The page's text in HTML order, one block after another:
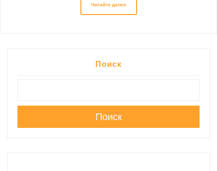
Читайте далее
Поиск
Поиск